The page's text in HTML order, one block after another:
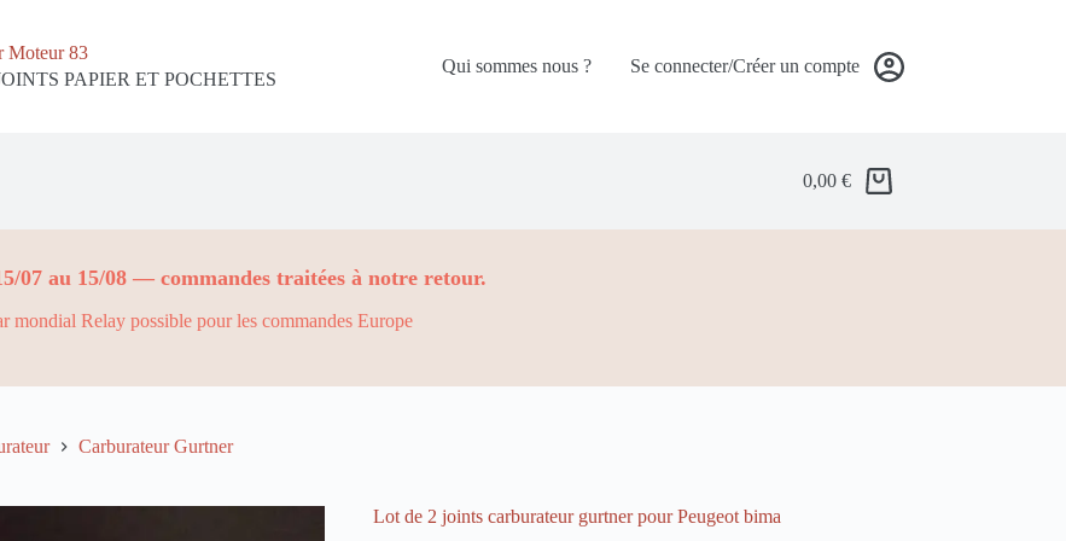
Moteur 83
PAPIER ET POCHETTES
Qui sommes nous ? Se connecter/Créer un compte
0,00€
07 au 15/08 — commandes traitées à notre retour.
mondial Relay possible pour les commandes Europe
Carburateur Gurtner
Lot de 2 joints carburateur gurtner pour Peugeot bima